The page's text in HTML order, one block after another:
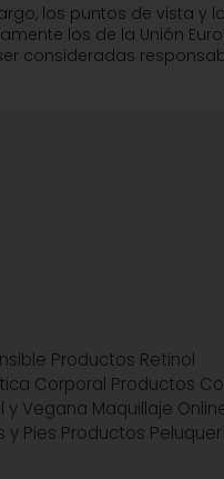
los puntos de vista y
los de la Unión
consideradas
Productos Retinol
Corporal Productos
y Vegana Maquillaje
y Pies Productos